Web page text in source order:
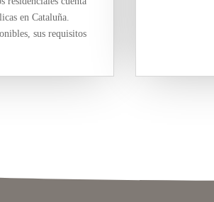
en Cataluña.
sus requisitos